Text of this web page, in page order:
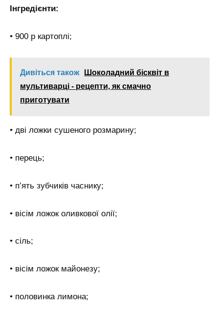
Інгредієнти:
• 900 р картоплі;
Дивіться також
Шоколадний бісквіт в
мультиварці - рецепти, як смачно
приготувати
• дві ложки сушеного розмарину;
• перець;
• п’ять зубчиків часнику;
• вісім ложок оливкової олії;
• сіль;
• вісім ложок майонезу;
• половинка лимона;